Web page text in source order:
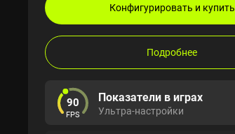
Конфигурировать и купить
Подробнее
90
FPS
Показатели в играх
Ультра-настройки